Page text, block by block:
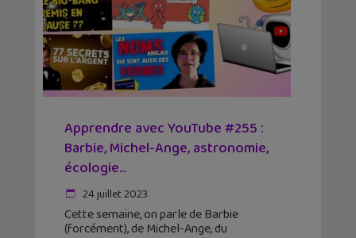
Apprendre avec YouTube #255 :
Barbie, Michel-Ange, astronomie,
écologie…
24 juillet 2023
Cette semaine, on parle de Barbie
(forcément), de Michel-Ange, du